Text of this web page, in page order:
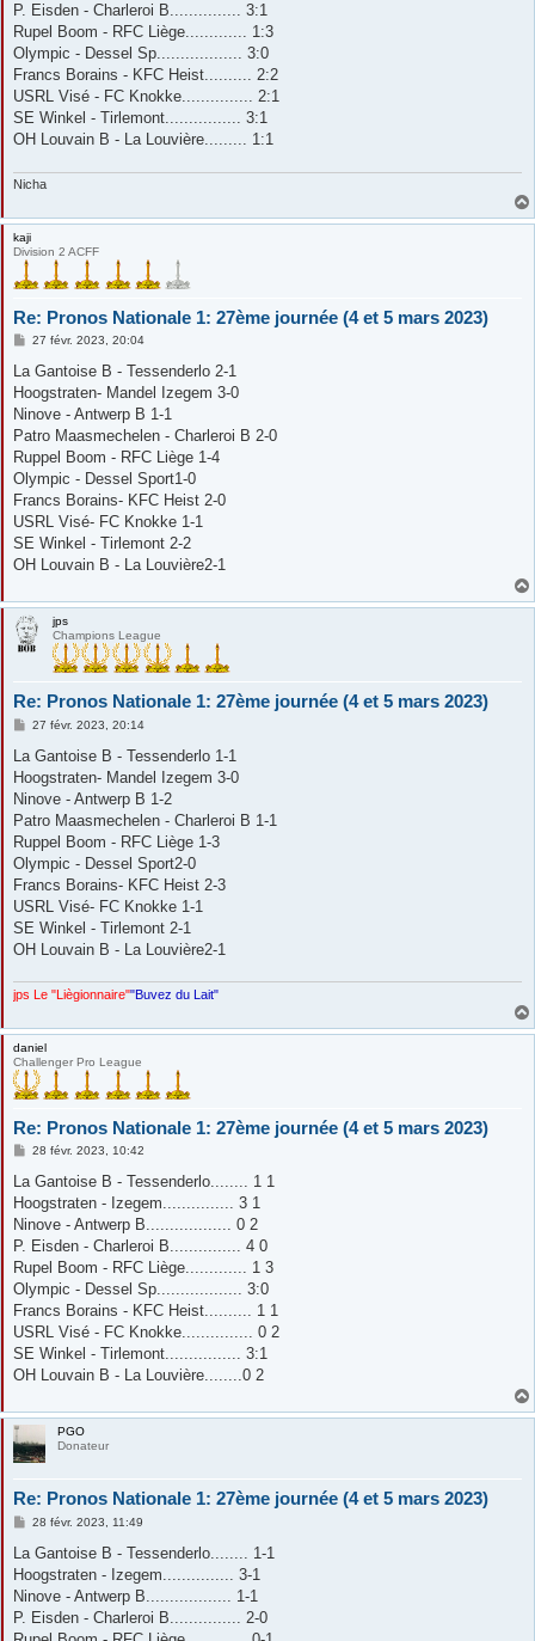
P. Eisden - Charleroi B............... 3:1
Rupel Boom - RFC Liège............. 1:3
Olympic - Dessel Sp.................. 3:0
Francs Borains - KFC Heist.......... 2:2
USRL Visé - FC Knokke............... 2:1
SE Winkel - Tirlemont................ 3:1
OH Louvain B - La Louvière......... 1:1
Nicha
kaji
Division 2 ACFF
Re: Pronos Nationale 1: 27ème journée (4 et 5 mars 2023)
M
s
a
g
27 févr. 2023, 20:04
La Gantoise B - Tessenderlo 2-1
Hoogstraten- Mandel Izegem 3-0
Ninove - Antwerp B 1-1
Patro Maasmechelen - Charleroi B 2-0
Ruppel Boom - RFC Liège 1-4
Olympic - Dessel Sport1-0
Francs Borains- KFC Heist 2-0
USRL Visé- FC Knokke 1-1
SE Winkel - Tirlemont 2-2
OH Louvain B - La Louvière2-1
jps
Champions League
Re: Pronos Nationale 1: 27ème journée (4 et 5 mars 2023)
M
s
a
g
27 févr. 2023, 20:14
La Gantoise B - Tessenderlo 1-1
Hoogstraten- Mandel Izegem 3-0
Ninove - Antwerp B 1-2
Patro Maasmechelen - Charleroi B 1-1
Ruppel Boom - RFC Liège 1-3
Olympic - Dessel Sport2-0
Francs Borains- KFC Heist 2-3
USRL Visé- FC Knokke 1-1
SE Winkel - Tirlemont 2-1
OH Louvain B - La Louvière2-1
jps Le "Liègionnaire""Buvez du Lait"
daniel
Challenger Pro League
Re: Pronos Nationale 1: 27ème journée (4 et 5 mars 2023)
M
s
a
g
28 févr. 2023, 10:42
La Gantoise B - Tessenderlo........ 1 1
Hoogstraten - Izegem............... 3 1
Ninove - Antwerp B.................. 0 2
P. Eisden - Charleroi B............... 4 0
Rupel Boom - RFC Liège............. 1 3
Olympic - Dessel Sp.................. 3:0
Francs Borains - KFC Heist.......... 1 1
USRL Visé - FC Knokke............... 0 2
SE Winkel - Tirlemont................ 3:1
OH Louvain B - La Louvière........0 2
PGO
Donateur
Re: Pronos Nationale 1: 27ème journée (4 et 5 mars 2023)
M
s
a
g
28 févr. 2023, 11:49
La Gantoise B - Tessenderlo........ 1-1
Hoogstraten - Izegem............... 3-1
Ninove - Antwerp B.................. 1-1
P. Eisden - Charleroi B............... 2-0